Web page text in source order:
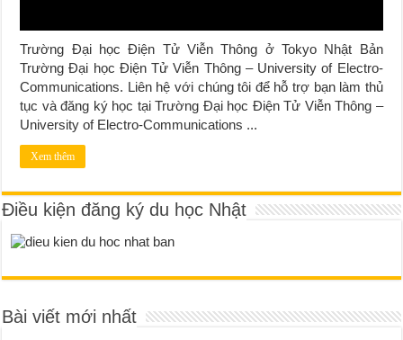
Trường Đại học Điện Tử Viễn Thông ở Tokyo Nhật Bản
Trường Đại học Điện Tử Viễn Thông – University of Electro-
Communications. Liên hệ với chúng tôi để hỗ trợ bạn làm thủ
tục và đăng ký học tại Trường Đại học Điện Tử Viễn Thông –
University of Electro-Communications ...
Xem thêm
Điều kiện đăng ký du học Nhật
Bài viết mới nhất